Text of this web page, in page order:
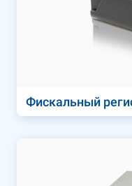
Фискальный